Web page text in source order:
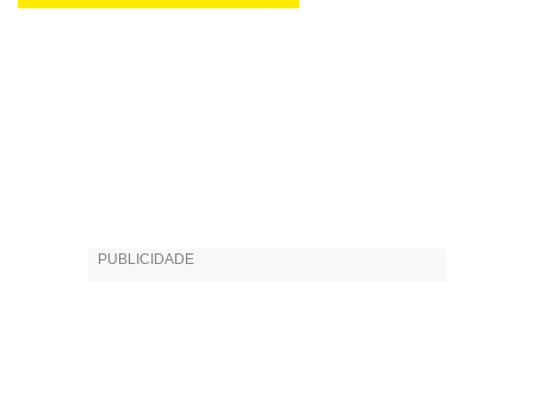
“meninas”, a personagem de Babi vai mais para o lado do